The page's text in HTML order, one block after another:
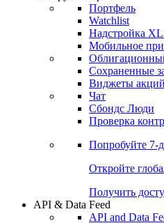
Откройте
Получить
Инструментарий
Портфель
Watchlist
Надстройка
Мобильное
Облигационный
Сохраненные
Чат
Проверка
Попробуйте7-
Откройте